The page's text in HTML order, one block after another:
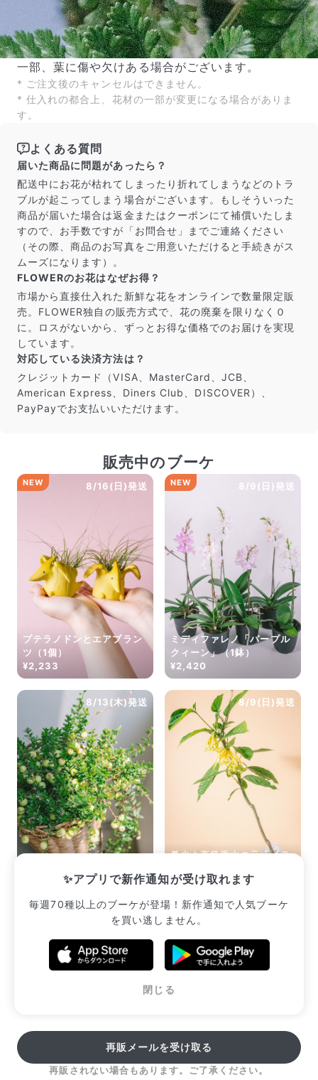
一部、葉に傷や欠けある場合がございます。
* ご注文後のキャンセルはできません。
* 仕入れの都合上、花材の一部が変更になる場合がありま
す。
よくある質問
届いた商品に問題があったら？
配送中にお花が枯れてしまったり折れてしまうなどのトラ
ブルが起こってしまう場合がございます。もしそういった
商品が届いた場合は返金またはクーポンにて補償いたしま
すので、お手数ですが「お問合せ」までご連絡ください
（その際、商品のお写真をご用意いただけると手続きがス
ムーズになります）。
FLOWERのお花はなぜお得？
市場から直接仕入れた新鮮な花をオンラインで数量限定販
売。FLOWER独自の販売方式で、花の廃棄を限りなく０
に。ロスがないから、ずっとお得な価格でのお届けを実現
しています。
対応している決済方法は？
クレジットカード（VISA、MasterCard、JCB、
American Express、Diners Club、DISCOVER）、
PayPayでお支払いいただけます。
✨アプリで新作通知が受け取れます
毎週70種以上のブーケが登場！新作通知で人気ブーケ
を買い逃しません。
閉じる
販売中のブーケ
8/16(日)発送
NEW
プテラノドンとエアプラン
ツ（1個）
¥2,233
8/9(日)発送
NEW
ミディファレノ「パープル
クィーン」（1鉢）
¥2,420
8/13(木)発送 8/9(日)発送
希少！高級香水の元「イラ
¥7,007
販売中のブーケ一覧へ
再販メールを受け取る
再販されない場合もあります。ご了承ください。